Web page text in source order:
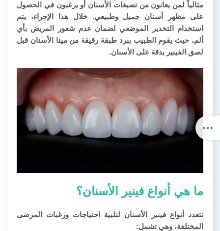
مثالياً لمن يعانون من تصبغات الأسنان أو يرغبون في الحصول
على مظهر أسنان جميل وطبيعي. خلال هذا الإجراء، يتم
استخدام التخدير الموضعي لضمان عدم شعور المريض بأي
ألم، حيث يقوم الطبيب ببرد طبقة رقيقة من مينا الأسنان قبل
لصق الفينير بدقة على الأسنان.
ما هي أنواع فينير الأسنان؟
تتعدد أنواع فينير الأسنان لتلبية احتياجات ورغبات المرضى
المختلفة، وهي تشمل: